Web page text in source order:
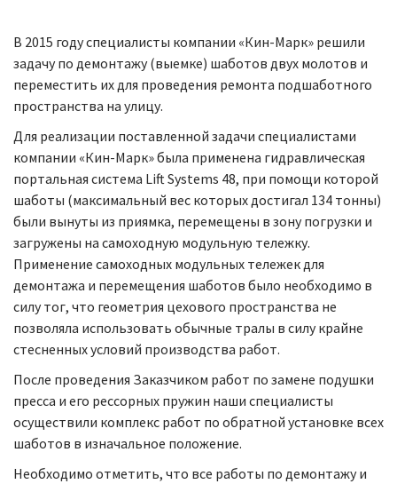
В 2015 году специалисты компании «Кин-Марк» решили
задачу по демонтажу (выемке) шаботов двух молотов и
переместить их для проведения ремонта подшаботного
пространства на улицу.
Для реализации поставленной задачи специалистами
компании «Кин-Марк» была применена гидравлическая
портальная система Lift Systems 48, при помощи которой
шаботы (максимальный вес которых достигал 134 тонны)
были вынуты из приямка, перемещены в зону погрузки и
загружены на самоходную модульную тележку.
Применение самоходных модульных тележек для
демонтажа и перемещения шаботов было необходимо в
силу тог, что геометрия цехового пространства не
позволяла использовать обычные тралы в силу крайне
стесненных условий производства работ.
После проведения Заказчиком работ по замене подушки
пресса и его рессорных пружин наши специалисты
осуществили комплекс работ по обратной установке всех
шаботов в изначальное положение.
Необходимо отметить, что все работы по демонтажу и